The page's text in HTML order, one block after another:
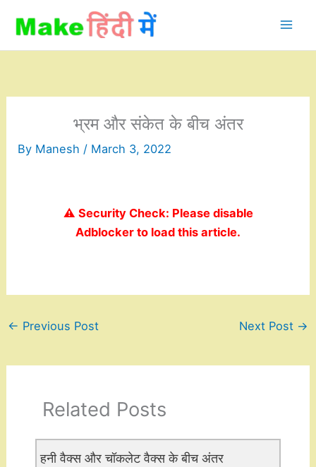
content
भ्रम और संकेत के बीच अंतर
By Manesh / March 3, 2022
⚠️ Security Check: Please disable
Adblocker to load this article.
← Previous Post Next Post →
Related Posts
हनी वैक्स और चॉकलेट वैक्स के बीच अंतर